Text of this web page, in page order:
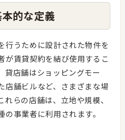
的な定義
行うために設計された物件を
が賃貸契約を結び使用するこ
貸店舗はショッピングモー
店舗ビルなど、さまざまな場
らの店舗は、立地や規模、
事業者に利用されます。